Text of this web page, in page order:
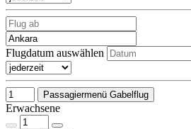
Flugdatum auswählen
Passagiermenü Gabelflug
Erwachsene